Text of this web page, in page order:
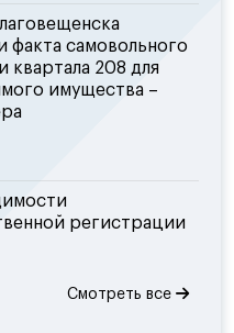
факта самовольного
квартала 208 для
имущества –
регистрации
Смотреть все